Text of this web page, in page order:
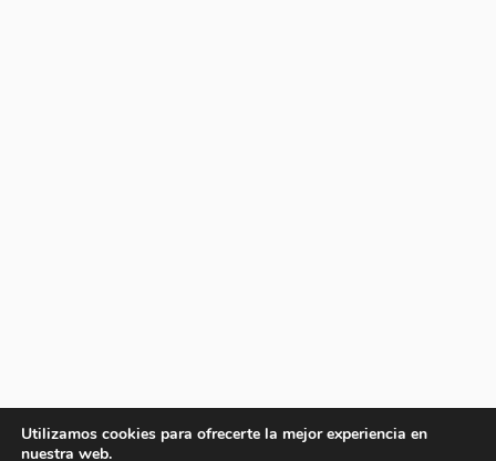
Utilizamos cookies para ofrecerte la mejor experiencia en
nuestra web.